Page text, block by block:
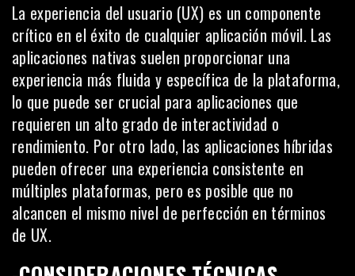
La experiencia del usuario (UX) es un componente
crítico en el éxito de cualquier aplicación móvil. Las
aplicaciones nativas suelen proporcionar una
experiencia más fluida y específica de la plataforma,
lo que puede ser crucial para aplicaciones que
requieren un alto grado de interactividad o
rendimiento. Por otro lado, las aplicaciones híbridas
pueden ofrecer una experiencia consistente en
múltiples plataformas, pero es posible que no
alcancen el mismo nivel de perfección en términos
de UX.